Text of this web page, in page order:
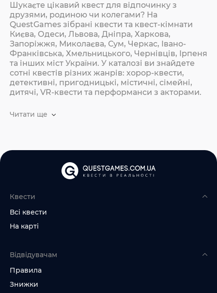
Шукаєте цікавий квест для відпочинку з
друзями, родиною чи колегами? На
QuestGames зібрані квести та квест-кімнати
Києва, Одеси, Львова, Дніпра, Харкова,
Запоріжжя, Миколаєва, Сум, Черкас, Івано-
Франківська, Хмельницького, Чернівців, Ірпеня
та інших міст України. У каталозі ви знайдете
сотні квестів різних жанрів: хорор-квести,
детективні, пригодницькі, містичні, сімейні,
дитячі, VR-квести та перформанси з акторами.
Читати ще
Квести
Всі квести
На карті
Відвідувачам
Правила
Знижки